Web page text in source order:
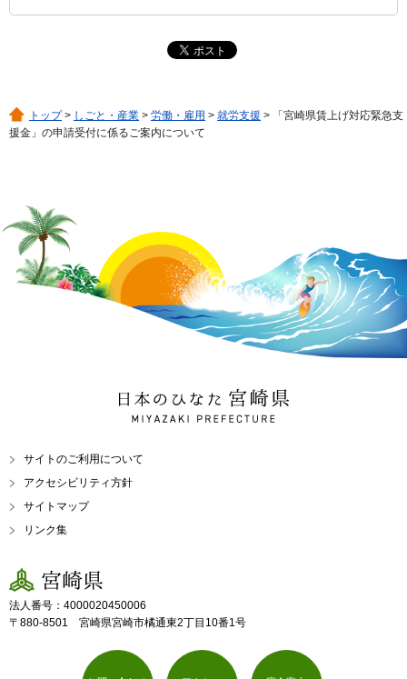
トップ> しごと・産業 > 労働・雇用 > 就労支援 > 「宮崎県賃上げ対応緊急支
援金」の申請受付に係るご案内について
日本のひなた 宮崎県
MIYAZAKI PREFECTURE
サイトのご利用について
アクセシビリティ方針
サイトマップ
リンク集
宮崎県
法人番号：4000020450006
〒880-8501 宮崎県宮崎市橘通東2丁目10番1号